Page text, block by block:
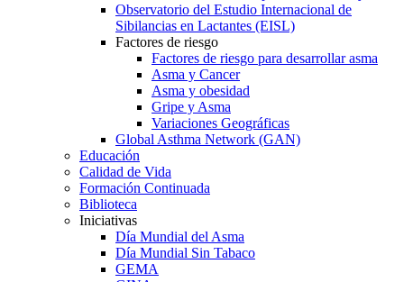
Observatorio del Estudio Internacional de
Sibilancias en Lactantes (EISL)
Factores de riesgo
Factores de riesgo para desarrollar asma
Asma y Cancer
Asma y obesidad
Gripe y Asma
Variaciones Geográficas
Global Asthma Network (GAN)
Educación
Calidad de Vida
Formación Continuada
Biblioteca
Iniciativas
Día Mundial del Asma
Día Mundial Sin Tabaco
GEMA